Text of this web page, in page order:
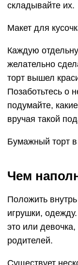
складывайте их.
Макет для
Каждую
желательно
торт вышел
Позаботьтесь о
подумайте,
вручая такой
Бумажный торт
Чем
Положить
игрушки,
это или
родителей.